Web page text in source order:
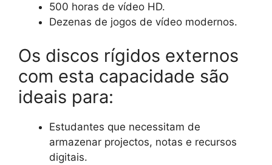
500 horas de vídeo HD.
Dezenas de jogos de vídeo modernos.
Os discos rígidos externos
com esta capacidade são
ideais para:
Estudantes que necessitam de
armazenar projectos, notas e recursos
digitais.